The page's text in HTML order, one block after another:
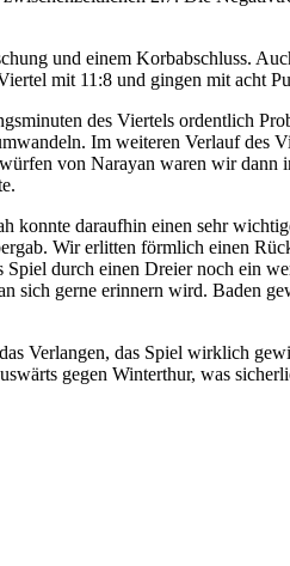
und einem Korbabschluss.
mit 11:8 und gingen mit acht
des Viertels ordentlich
Im weiteren Verlauf des
von Narayan waren wir dann
konnte daraufhin einen sehr
Wir erlitten förmlich einen
durch einen Dreier noch ein
sich gerne erinnern wird. Baden
Verlangen, das Spiel wirklich
gegen Winterthur, was